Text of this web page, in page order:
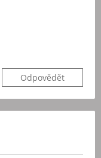
Odpovědět